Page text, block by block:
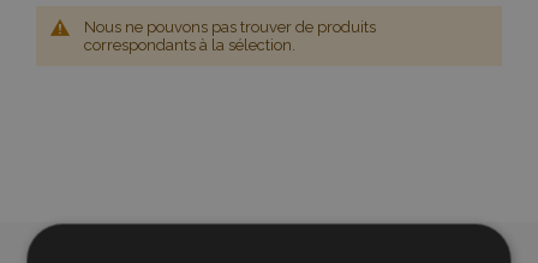
Nous ne pouvons pas trouver de produits
correspondants à la sélection.